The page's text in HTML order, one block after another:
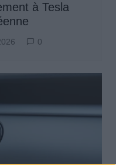
à Tesla
0